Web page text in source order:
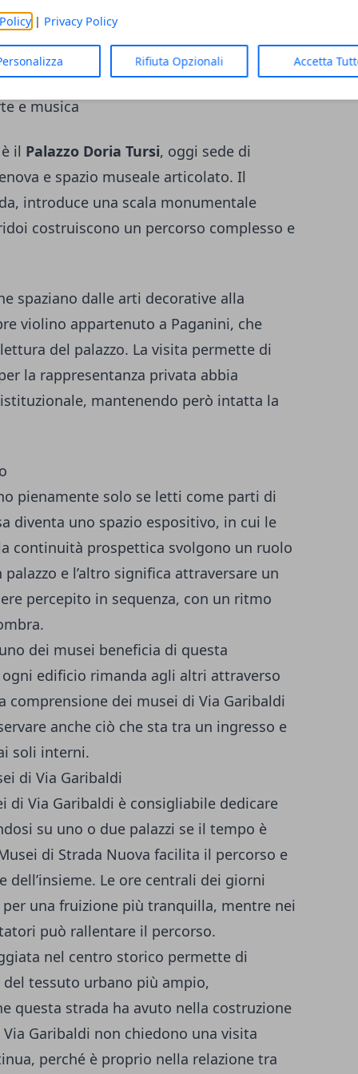
| Privacy Policy
Rifiuta Opzionali Accetta
consente di cogliere una dimensione più
la percezione della residenza storica
e musica
il Palazzo Doria Tursi, oggi sede di
e spazio museale articolato. Il
introduce una scala monumentale
costruiscono un percorso complesso e
spaziano dalle arti decorative alla
violino appartenuto a Paganini, che
del palazzo. La visita permette di
la rappresentanza privata abbia
mantenendo però intatta la
pienamente solo se letti come parti di
diventa uno spazio espositivo, in cui le
continuità prospettica svolgono un ruolo
e l’altro significa attraversare un
percepito in sequenza, con un ritmo
dei musei beneficia di questa
edificio rimanda agli altri attraverso
dei musei di Via Garibaldi
anche ciò che sta tra un ingresso e
soli interni.
di Via Garibaldi
di Via Garibaldi è consigliabile dedicare
su uno o due palazzi se il tempo è
di Strada Nuova facilita il percorso e
Le ore centrali dei giorni
una fruizione più tranquilla, mentre nei
può rallentare il percorso.
nel centro storico permette di
del tessuto urbano più ampio,
questa strada ha avuto nella costruzione
Garibaldi non chiedono una visita
perché è proprio nella relazione tra